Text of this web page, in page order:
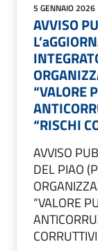
5 GENNAIO 2026
AVVISO
“VALORE
“RISCHI
AVVISO
DEL PIAO
“VALORE